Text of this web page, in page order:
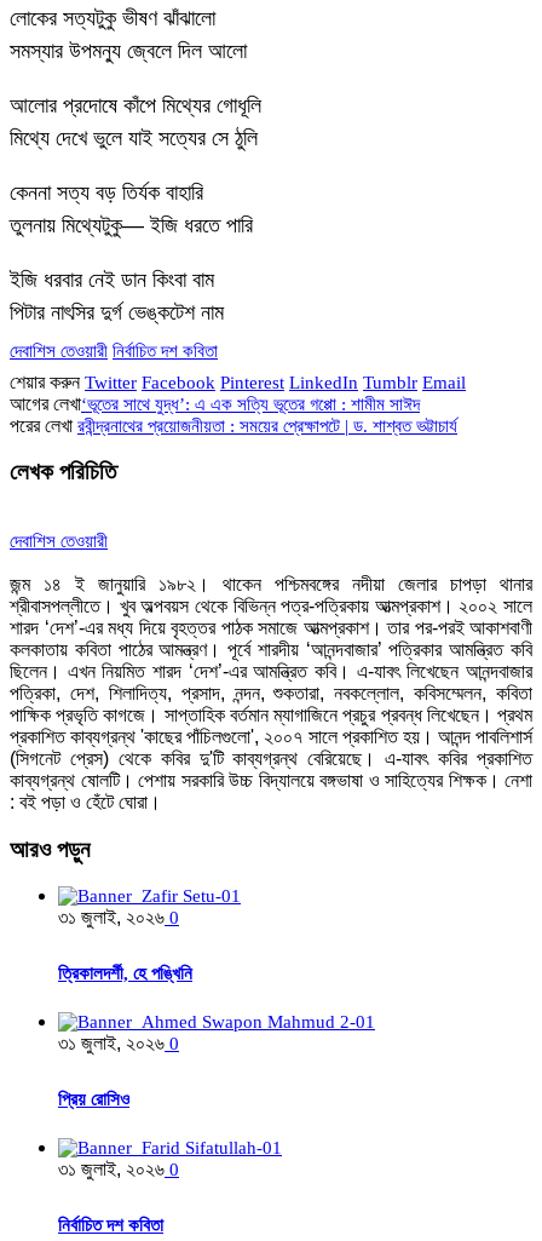
লোকের সত্যটুকু ভীষণ ঝাঁঝালো
সমস্যার উপমন্যু জ্বেলে দিল আলো
আলোর প্রদোষে কাঁপে মিথ্যের গোধূলি
মিথ্যে দেখে ভুলে যাই সত্যের সে ঠুলি
কেননা সত্য বড় তির্যক বাহারি
তুলনায় মিথ্যেটুকু— ইজি ধরতে পারি
ইজি ধরবার নেই ডান কিংবা বাম
পিটার নাৎসির দুর্গ ভেঙ্কটেশ নাম
দেবাশিস তেওয়ারী নির্বাচিত দশ কবিতা
শেয়ার করুন Twitter Facebook Pinterest LinkedIn Tumblr Email
আগের লেখা‘ভূতের সাথে যুদ্ধ’: এ এক সত্যি ভূতের গপ্পো : শামীম সাঈদ
পরের লেখা রবীন্দ্রনাথের প্রয়োজনীয়তা : সময়ের প্রেক্ষাপটে | ড. শাশ্বত ভট্টাচার্য
লেখক পরিচিতি
দেবাশিস তেওয়ারী
জন্ম ১৪ ই জানুয়ারি ১৯৮২। থাকেন পশ্চিমবঙ্গের নদীয়া জেলার চাপড়া থানার
শ্রীবাসপল্লীতে। খুব অল্পবয়স থেকে বিভিন্ন পত্র-পত্রিকায় আত্মপ্রকাশ। ২০০২ সালে
শারদ ‘দেশ’-এর মধ্য দিয়ে বৃহত্তর পাঠক সমাজে আত্মপ্রকাশ। তার পর-পরই আকাশবাণী
কলকাতায় কবিতা পাঠের আমন্ত্রণ। পূর্বে শারদীয় ‘আনন্দবাজার’ পত্রিকার আমন্ত্রিত কবি
ছিলেন। এখন নিয়মিত শারদ ‘দেশ’-এর আমন্ত্রিত কবি। এ-যাবৎ লিখেছেন আনন্দবাজার
পত্রিকা, দেশ, শিলাদিত্য, প্রসাদ, নন্দন, শুকতারা, নবকল্লোল, কবিসম্মেলন, কবিতা
পাক্ষিক প্রভৃতি কাগজে। সাপ্তাহিক বর্তমান ম্যাগাজিনে প্রচুর প্রবন্ধ লিখেছেন। প্রথম
প্রকাশিত কাব্যগ্রন্থ 'কাছের পাঁচিলগুলো', ২০০৭ সালে প্রকাশিত হয়। আনন্দ পাবলিশার্স
(সিগনেট প্রেস) থেকে কবির দু'টি কাব্যগ্রন্থ বেরিয়েছে। এ-যাবৎ কবির প্রকাশিত
কাব্যগ্রন্থ ষোলটি। পেশায় সরকারি উচ্চ বিদ্যালয়ে বঙ্গভাষা ও সাহিত্যের শিক্ষক। নেশা
: বই পড়া ও হেঁটে ঘোরা।
আরওপড়ুন
৩১ জুলাই, ২০২৬ 0
ত্রিকালদর্শী, হে পঙ্খিনি
৩১ জুলাই, ২০২৬ 0
প্রিয় রোসিও
৩১ জুলাই, ২০২৬ 0
নির্বাচিত দশ কবিতা